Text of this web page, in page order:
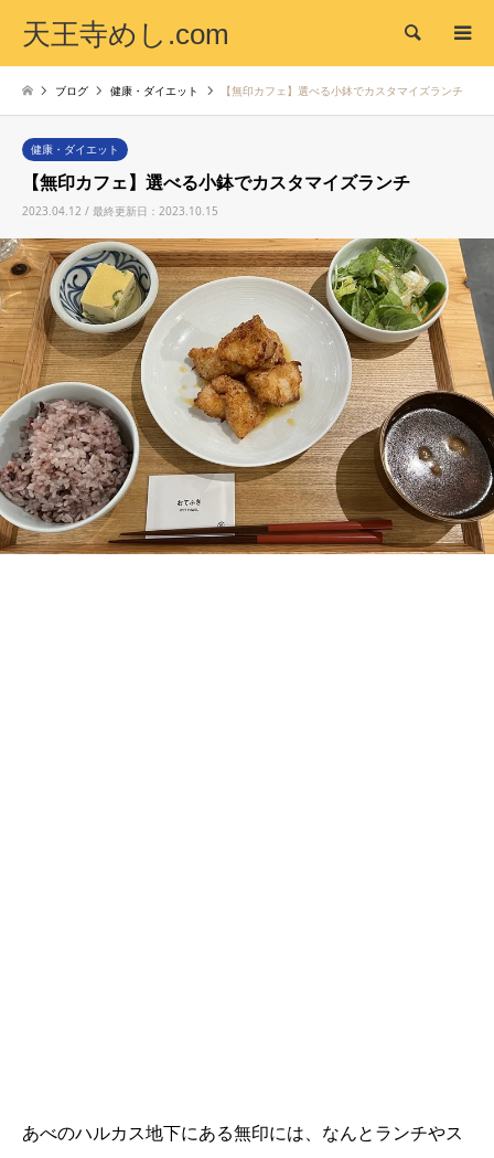
天王寺めし.com 検索
ブログ 健康・ダイエット 【無印カフェ】選べる小鉢でカスタマイズランチ
健康・ダイエット
【無印カフェ】選べる小鉢でカスタマイズランチ
2023.04.12 / 最終更新日：2023.10.15
あべのハルカス地下にある無印には、なんとランチやス